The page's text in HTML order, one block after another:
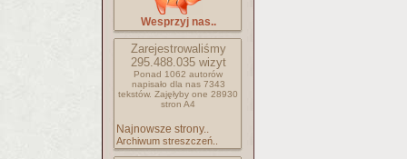
Wesprzyj nas..
Zarejestrowaliśmy
295.488.035wizyt
Ponad 1062 autorów
napisało dla nas 7343
tekstów. Zajęłyby one 28930
stron A4
Najnowsze strony..
Archiwum streszczeń..